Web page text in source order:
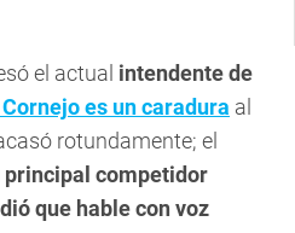
el actual intendente de
es un caradura al
rotundamente; el
competidor
que hable con voz